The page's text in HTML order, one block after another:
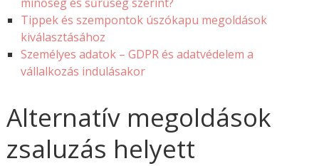
Tippek és szempontok úszókapu megoldások
kiválasztásához
Személyes adatok – GDPR és adatvédelem a
vállalkozás indulásakor
Alternatív megoldások
zsaluzás helyett